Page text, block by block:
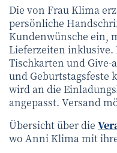
Die von Frau Klima
persönliche
Kundenwünsche ein,
Lieferzeiten inklusive.
Tischkarten und Give-
und Geburtstagsfeste
wird an die
angepasst. Versand
Übersicht über die
wo Anni Klima mit